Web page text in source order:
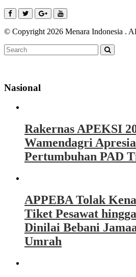
© Copyright 2026 Menara Indonesia .
Nasional
Rakernas APEKSI
Wamendagri
Pertumbuhan PAD
APPEBA Tolak
Tiket Pesawat
Dinilai Bebani
Umrah